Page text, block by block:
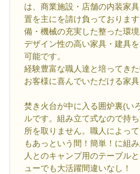
は、商業施設・店舗の内装家
置を主にを請け負っておりま
備・機械の充実した整った環
デザイン性の高い家具・建具
可能です。
経験豊富な職人達と培ってき
お客様に喜んでいただける家具
焚き火台が中に入る囲炉裏(い
ルです。組み立て式なので持
所を取りません。職人によっ
もあっという間！簡単！に組
人とのキャンプ用のテーブル
ューでも大活躍間違いなし！